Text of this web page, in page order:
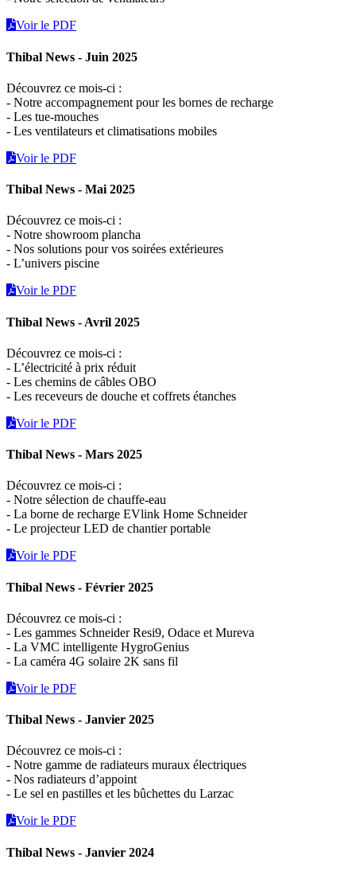
Voir le PDF
Thibal News - Juin 2025
Découvrez ce mois-ci :
- Notre accompagnement pour les bornes de recharge
- Les tue-mouches
- Les ventilateurs et climatisations mobiles
Voir le PDF
Thibal News - Mai 2025
Découvrez ce mois-ci :
- Notre showroom plancha
- Nos solutions pour vos soirées extérieures
- L’univers piscine
Voir le PDF
Thibal News - Avril 2025
Découvrez ce mois-ci :
- L’électricité à prix réduit
- Les chemins de câbles OBO
- Les receveurs de douche et coffrets étanches
Voir le PDF
Thibal News - Mars 2025
Découvrez ce mois-ci :
- Notre sélection de chauffe-eau
- La borne de recharge EVlink Home Schneider
- Le projecteur LED de chantier portable
Voir le PDF
Thibal News - Février 2025
Découvrez ce mois-ci :
- Les gammes Schneider Resi9, Odace et Mureva
- La VMC intelligente HygroGenius
- La caméra 4G solaire 2K sans fil
Voir le PDF
Thibal News - Janvier 2025
Découvrez ce mois-ci :
- Notre gamme de radiateurs muraux électriques
- Nos radiateurs d’appoint
- Le sel en pastilles et les bûchettes du Larzac
Voir le PDF
Thibal News - Janvier 2024